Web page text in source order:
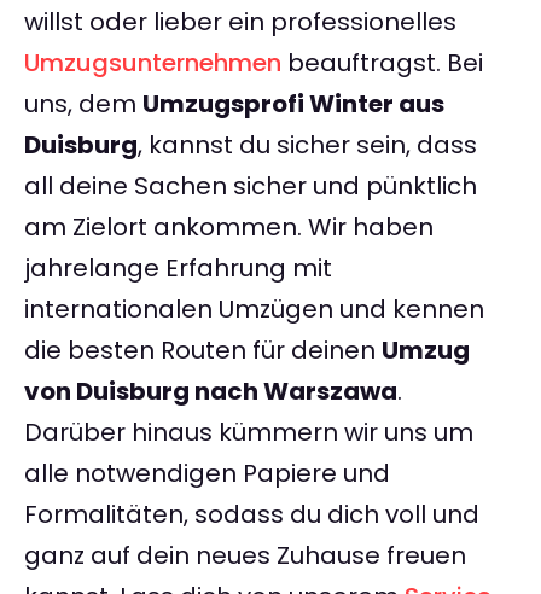
willst oder lieber ein professionelles
Umzugsunternehmen beauftragst. Bei
uns, dem Umzugsprofi Winter aus
Duisburg, kannst du sicher sein, dass
all deine Sachen sicher und pünktlich
am Zielort ankommen. Wir haben
jahrelange Erfahrung mit
internationalen Umzügen und kennen
die besten Routen für deinen Umzug
von Duisburg nach Warszawa.
Darüber hinaus kümmern wir uns um
alle notwendigen Papiere und
Formalitäten, sodass du dich voll und
ganz auf dein neues Zuhause freuen